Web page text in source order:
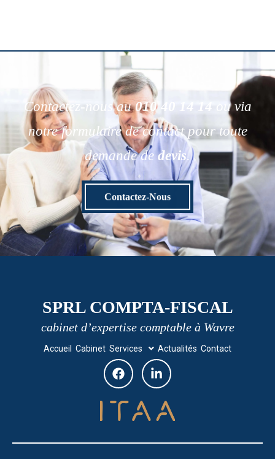
Contactez-nous au010 40 14 14
ou via
notre formulaire de contact pour toute
demande de devis.
Contactez-Nous
SPRL COMPTA-FISCAL
cabinet d’expertise comptable à Wavre
Accueil Cabinet Services Actualités Contact